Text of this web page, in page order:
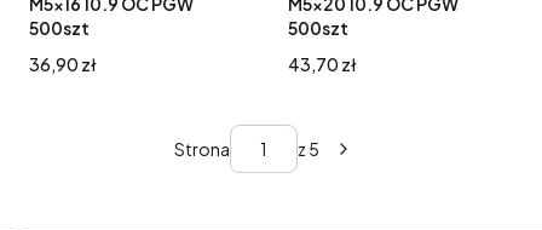
500szt
Cena
36,90 zł
500szt
Cena
43,70 zł
Strona z 5